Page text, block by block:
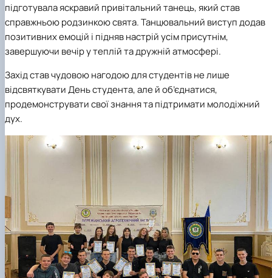
підготувала яскравий привітальний танець, який став
справжньою родзинкою свята. Танцювальний виступ додав
позитивних емоцій і підняв настрій усім присутнім,
завершуючи вечір у теплій та дружній атмосфері.
Захід став чудовою нагодою для студентів не лише
відсвяткувати День студента, але й об’єднатися,
продемонструвати свої знання та підтримати молодіжний
дух.